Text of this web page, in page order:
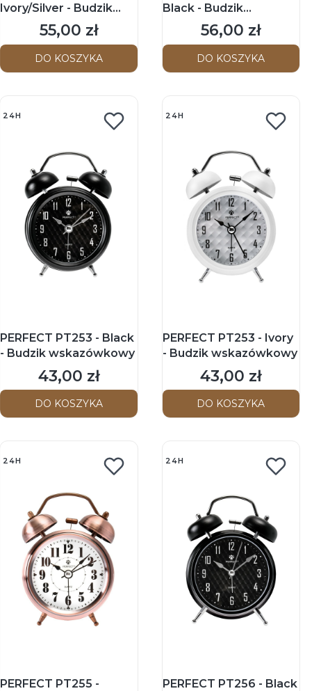
Ivory/Silver - Budzik
wskazówkowy
Cena
55,00 zł
DO KOSZYKA
Black - Budzik
wskazówkowy
Cena
56,00 zł
DO KOSZYKA
24H
PERFECT PT253 - Black
- Budzik wskazówkowy
Cena
43,00 zł
DO KOSZYKA
24H
PERFECT PT253 - Ivory
- Budzik wskazówkowy
Cena
43,00 zł
DO KOSZYKA
24H
PERFECT PT255 -
24H
PERFECT PT256 - Black